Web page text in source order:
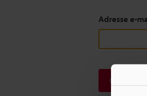
Adresse e-
Continuer